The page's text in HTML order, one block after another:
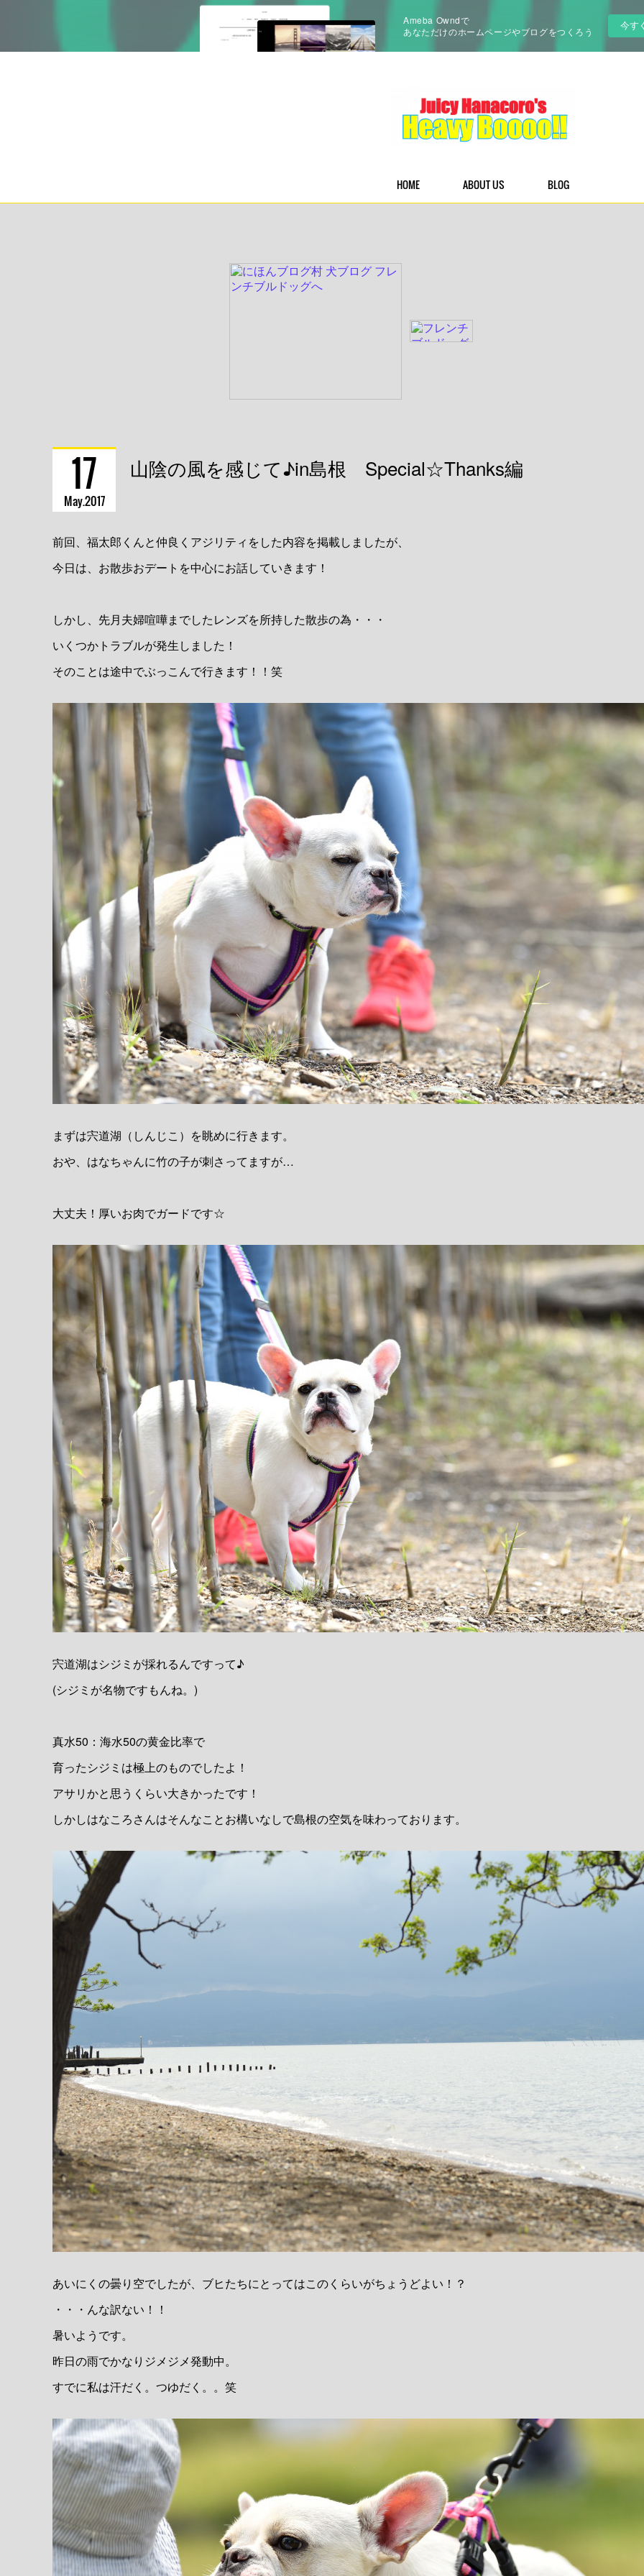
Ameba Owndで
あなただけのホームページやブログをつくろう
今す
HOME ABOUT US BLOG
17
May2017
山陰の風を感じて♪in島根 Special☆Thanks編
前回、福太郎くんと仲良くアジリティをした内容を掲載しましたが、
今日は、お散歩おデートを中心にお話していきます！
しかし、先月夫婦喧嘩までしたレンズを所持した散歩の為・・・
いくつかトラブルが発生しました！
そのことは途中でぶっこんで行きます！！笑
まずは宍道湖（しんじこ）を眺めに行きます。
おや、はなちゃんに竹の子が刺さってますが…
大丈夫！厚いお肉でガードです☆
宍道湖はシジミが採れるんですって♪
(シジミが名物ですもんね。)
真水50：海水50の黄金比率で
育ったシジミは極上のものでしたよ！
アサリかと思うくらい大きかったです！
しかしはなころさんはそんなことお構いなしで島根の空気を味わっております。
あいにくの曇り空でしたが、ブヒたちにとってはこのくらいがちょうどよい！？
・・・んな訳ない！！
暑いようです。
昨日の雨でかなりジメジメ発動中。
すでに私は汗だく。つゆだく。。笑